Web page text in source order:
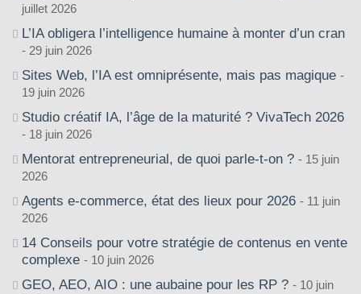
juillet 2026
L’IA obligera l’intelligence humaine à monter d’un cran
29 juin 2026
Sites Web, l’IA est omniprésente, mais pas magique
19 juin 2026
Studio créatif IA, l’âge de la maturité ? VivaTech 2026
18 juin 2026
Mentorat entrepreneurial, de quoi parle-t-on ?
15 juin
2026
Agents e-commerce, état des lieux pour 2026
11 juin
2026
14 Conseils pour votre stratégie de contenus en vente
complexe
10 juin 2026
GEO, AEO, AIO : une aubaine pour les RP ?
10 juin